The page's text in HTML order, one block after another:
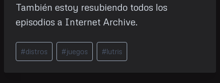
También estoy resubiendo todos los
episodios a Internet Archive.
Etiquetas
de
#distros #juegos #lutris